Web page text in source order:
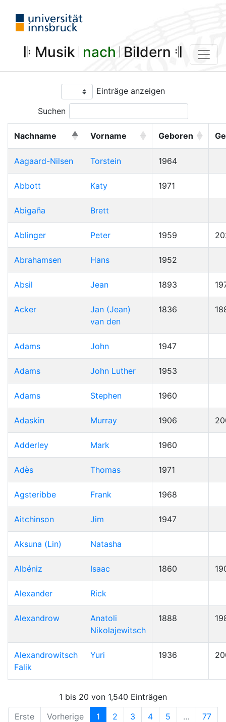
𝄆 Musik 𝄀 nach 𝄀 Bildern 𝄇
Einträge anzeigen
Suchen
Nachname Vorname Geboren
Aagaard-Nilsen Torstein 1964
Abbott Katy 1971
Abigaña Brett
Ablinger Peter 1959
Abrahamsen Hans 1952
Absil Jean 1893
Acker
Jan (Jean)
van den
1836
Adams John 1947
Adams John Luther 1953
Adams Stephen 1960
Adaskin Murray 1906
Adderley Mark 1960
Adès Thomas 1971
Agsteribbe Frank 1968
Aitchinson Jim 1947
Aksuna (Lin) Natasha
Albéniz Isaac 1860
Alexander Rick
Alexandrow
Anatoli
Nikolajewitsch
1888
Alexandrowitsch
Falik
Yuri 1936
1 bis 20 von 1,540 Einträgen
Erste
Vorherige 1 2 3 4 5 …
77